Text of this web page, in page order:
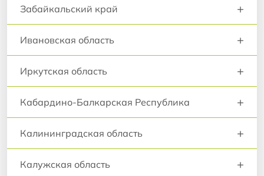
Забайкальский край +
Ивановская область +
Иркутская область +
Кабардино-Балкарская Республика +
Калининградская область +
Калужская область +